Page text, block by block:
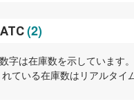
(2)
字は在庫数を示しています。
ている在庫数はリアルタイ